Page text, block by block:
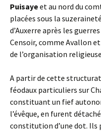
Puisayeet au nord du
placées sous la
d’Auxerre après les
Censoir, comme Avallon
de l’organisation
A partir de cette
féodaux particuliers sur
constituant un fief
l’évêque, en furent
constitution d’une dot. Ils